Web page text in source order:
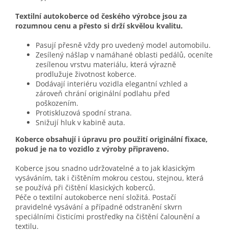
Textilní autokoberce od českého výrobce jsou za
rozumnou cenu a přesto si drží skvělou kvalitu.
Pasují přesně vždy pro uvedený model automobilu.
Zesílený nášlap v namáhané oblasti pedálů, oceníte
zesílenou vrstvu materiálu, která výrazně
prodlužuje životnost koberce.
Dodávají interiéru vozidla elegantní vzhled a
zároveň chrání originální podlahu před
poškozením.
Protiskluzová spodní strana.
Snižují hluk v kabině auta.
Koberce obsahují i úpravu pro použití originální fixace,
pokud je na to vozidlo z výroby připraveno.
Koberce jsou snadno udržovatelné a to jak klasickým
vysáváním, tak i čištěním mokrou cestou, stejnou, která
se používá při čištění klasických koberců.
Péče o textilní autokoberce není složitá. Postačí
pravidelné vysávání a případné odstranění skvrn
speciálními čisticími prostředky na čištění čalounění a
textilu.